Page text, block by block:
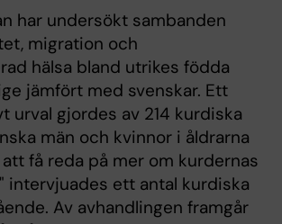
har undersökt sambanden
migration och
hälsa bland utrikes födda
jämfört med svenskar. Ett
urval gjordes av 214 kurdiska
män och kvinnor i åldrarna
få reda på mer om kurdernas
intervjuades ett antal kurdiska
Av avhandlingen framgår